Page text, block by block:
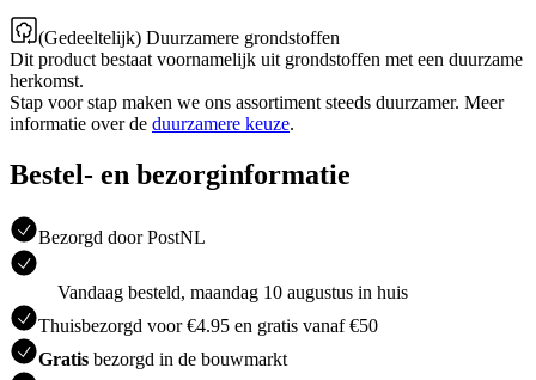
(Gedeeltelijk) Duurzamere grondstoffen
Dit product bestaat voornamelijk uit grondstoffen met een duurzame
herkomst.
Stap voor stap maken we ons assortiment steeds duurzamer. Meer
informatie over de duurzamere keuze.
Bestel- en bezorginformatie
Bezorgd door PostNL
Vandaag besteld, maandag 10 augustus in huis
Thuisbezorgd voor €4.95 en gratis vanaf €50
Gratis bezorgd in de bouwmarkt